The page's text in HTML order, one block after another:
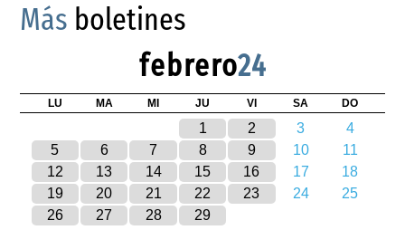
Más boletines
febrero24
LU MA MI JU VI SA DO
1 2 3
4
5
6 7 8 9 10
11
12
13 14 15 16 17
18
19
20 21 22 23 24
25
26
27 28 29